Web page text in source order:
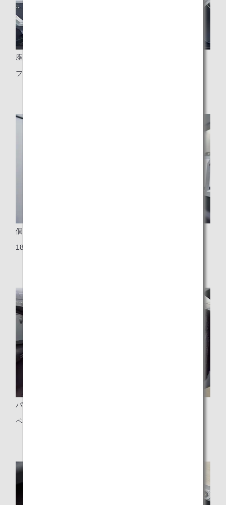
座席
フルフラットになるベッドシート
個人用シートモニター
18インチタッチパネル式大型液晶ワイドスクリーン
パーティション
ペアシートには可動式パーティションを設置